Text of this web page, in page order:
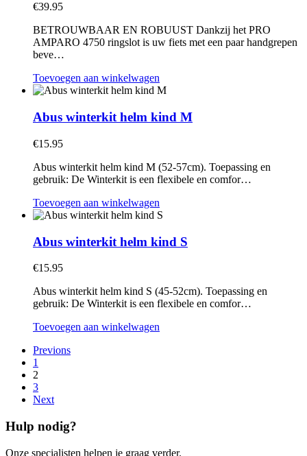
€39.95
BETROUWBAAR EN ROBUUST Dankzij het PRO
AMPARO 4750 ringslot is uw fiets met een paar handgrepen
beve…
Toevoegen aan winkelwagen
Abus winterkit helm kind M
€15.95
Abus winterkit helm kind M (52-57cm). Toepassing en
gebruik: De Winterkit is een flexibele en comfor…
Toevoegen aan winkelwagen
Abus winterkit helm kind S
€15.95
Abus winterkit helm kind S (45-52cm). Toepassing en
gebruik: De Winterkit is een flexibele en comfor…
Toevoegen aan winkelwagen
Previons
1
2
3
Next
Hulp nodig?
Onze specialisten helpen je graag verder.